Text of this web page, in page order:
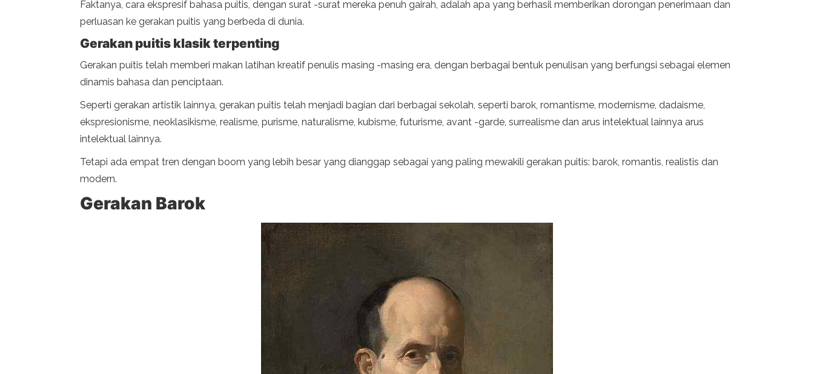
Faktanya, cara ekspresif bahasa puitis, dengan surat -surat mereka penuh gairah, adalah apa yang berhasil memberikan dorongan penerimaan dan
perluasan ke gerakan puitis yang berbeda di dunia.
Gerakan puitis klasik terpenting
Gerakan puitis telah memberi makan latihan kreatif penulis masing -masing era, dengan berbagai bentuk penulisan yang berfungsi sebagai elemen
dinamis bahasa dan penciptaan.
Seperti gerakan artistik lainnya, gerakan puitis telah menjadi bagian dari berbagai sekolah, seperti barok, romantisme, modernisme, dadaisme,
ekspresionisme, neoklasikisme, realisme, purisme, naturalisme, kubisme, futurisme, avant -garde, surrealisme dan arus intelektual lainnya arus
intelektual lainnya.
Tetapi ada empat tren dengan boom yang lebih besar yang dianggap sebagai yang paling mewakili gerakan puitis: barok, romantis, realistis dan
modern.
Gerakan Barok